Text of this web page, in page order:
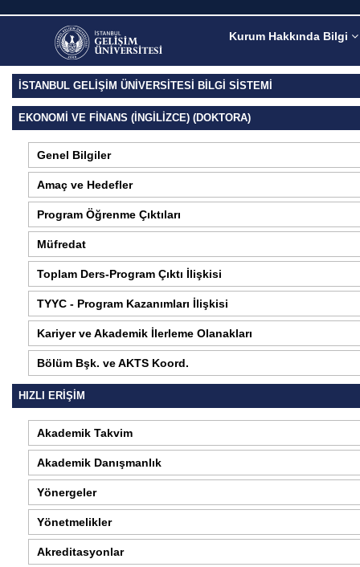
Kurum Hakkında Bilgi
İSTANBUL GELİŞİM ÜNİVERSİTESİ BİLGİ SİSTEMİ
EKONOMI VE FINANS (İNGILIZCE) (DOKTORA)
Genel Bilgiler
Amaç ve Hedefler
Program Öğrenme Çıktıları
Müfredat
Toplam Ders-Program Çıktı İlişkisi
TYYC - Program Kazanımları İlişkisi
Kariyer ve Akademik İlerleme Olanakları
Bölüm Bşk. ve AKTS Koord.
HIZLI ERİŞİM
Akademik Takvim
Akademik Danışmanlık
Yönergeler
Yönetmelikler
Akreditasyonlar